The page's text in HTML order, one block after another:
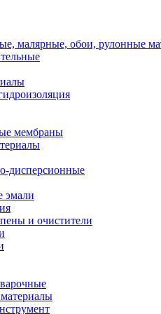
малярные, обои, рулонные
мембраны
дисперсионные
эмали
и очистители